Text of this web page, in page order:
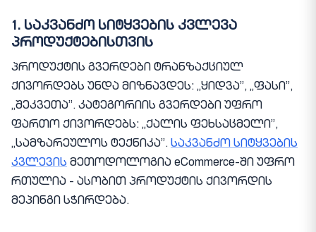
1. საკვანძო სიტყვების კვლევა
პროდუქტებისთვის
პროდუქტის გვერდები ტრანზაქციულ
ქივორდებს უნდა მიზნავდეს: „ყიდვა”, „ფასი”,
„შეკვეთა”. კატეგორიის გვერდები უფრო
ფართო ქივორდებს: „ქალის ფეხსაცმელი”,
„სამზარეულოს ტექნიკა”. საკვანძო სიტყვების
კვლევის მეთოდოლოგია eCommerce-ში უფრო
რთულია - ასობით პროდუქტის ქივორდის
მეპინგი სჭირდება.